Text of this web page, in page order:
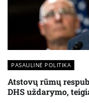
PASAULINĖ POLITIKA
Atstovų rūmų
DHS uždarymo,